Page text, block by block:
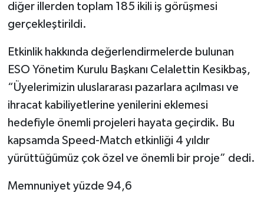
diğer illerden toplam 185 ikili iş görüşmesi
gerçekleştirildi.
Etkinlik hakkında değerlendirmelerde bulunan
ESO Yönetim Kurulu Başkanı Celalettin Kesikbaş,
“Üyelerimizin uluslararası pazarlara açılması ve
ihracat kabiliyetlerine yenilerini eklemesi
hedefiyle önemli projeleri hayata geçirdik. Bu
kapsamda Speed-Match etkinliği 4 yıldır
yürüttüğümüz çok özel ve önemli bir proje” dedi.
Memnuniyet yüzde 94,6